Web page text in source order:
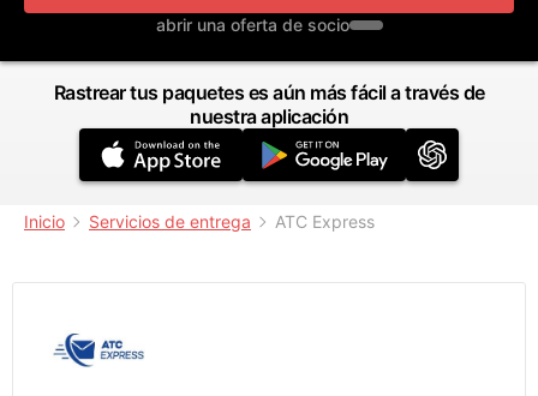
abrir una oferta de socio
Rastrear tus paquetes es aún más fácil a través de
nuestra aplicación
Inicio Servicios de entrega ATC Express